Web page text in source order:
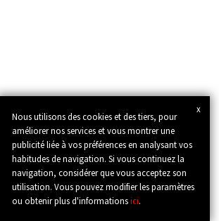
x
Nous utilisons des cookies et des tiers, pour
améliorer nos services et vous montrer une
publicité liée à vos préférences en analysant vos
habitudes de navigation. Si vous continuez la
navigation, considérer que vous acceptez son
utilisation. Vous pouvez modifier les paramètres
ou obtenir plus d'informationsici.